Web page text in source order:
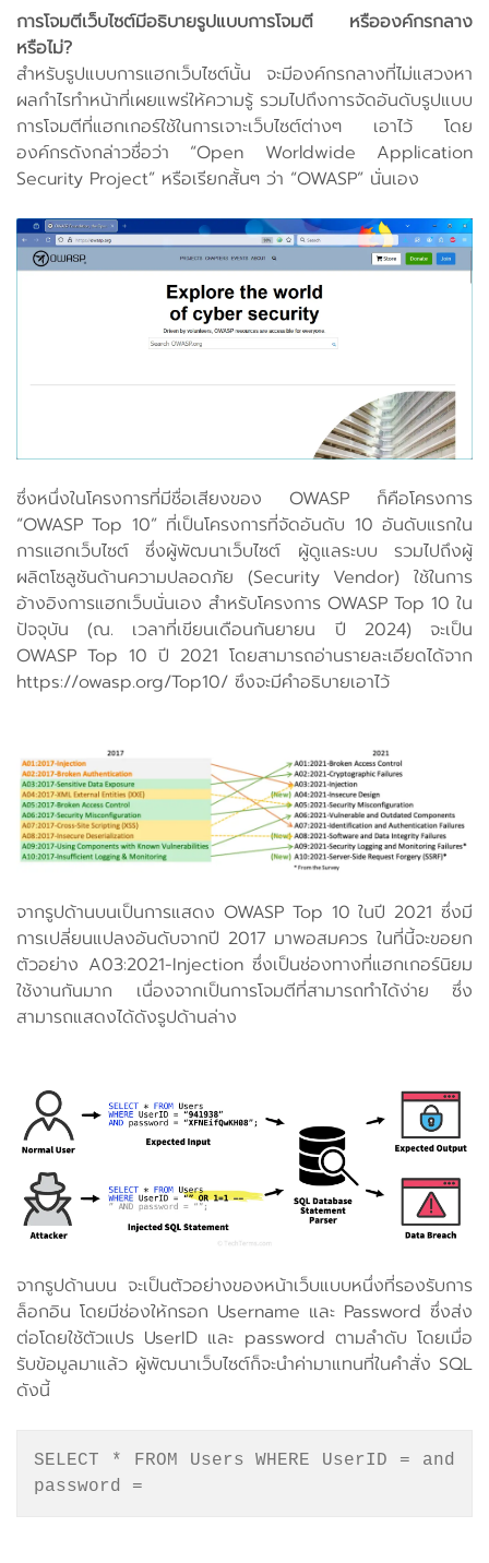
การโจมตีเว็บไซต์มีอธิบายรูปแบบการโจมตี หรือองค์กรกลาง
หรือไม่?
สำหรับรูปแบบการแฮกเว็บไซต์นั้น จะมีองค์กรกลางที่ไม่แสวงหา
ผลกำไรทำหน้าที่เผยแพร่ให้ความรู้ รวมไปถึงการจัดอันดับรูปแบบ
การโจมตีที่แฮกเกอร์ใช้ในการเจาะเว็บไซต์ต่างๆ เอาไว้ โดย
องค์กรดังกล่าวชื่อว่า “Open Worldwide Application
Security Project” หรือเรียกสั้นๆ ว่า “OWASP” นั่นเอง
ซึ่งหนึ่งในโครงการที่มีชื่อเสียงของ OWASP ก็คือโครงการ
“OWASP Top 10” ที่เป็นโครงการที่จัดอันดับ 10 อันดับแรกใน
การแฮกเว็บไซต์ ซึ่งผู้พัฒนาเว็บไซต์ ผู้ดูแลระบบ รวมไปถึงผู้
ผลิตโซลูชันด้านความปลอดภัย (Security Vendor) ใช้ในการ
อ้างอิงการแฮกเว็บนั่นเอง สำหรับโครงการ OWASP Top 10 ใน
ปัจจุบัน (ณ. เวลาที่เขียนเดือนกันยายน ปี 2024) จะเป็น
OWASP Top 10 ปี 2021 โดยสามารถอ่านรายละเอียดได้จาก
https://owasp.org/Top10/ ซึงจะมีคำอธิบายเอาไว้
จากรูปด้านบนเป็นการแสดง OWASP Top 10 ในปี 2021 ซึ่งมี
การเปลี่ยนแปลงอันดับจากปี 2017 มาพอสมควร ในที่นี้จะขอยก
ตัวอย่าง A03:2021-Injection ซึ่งเป็นช่องทางที่แฮกเกอร์นิยม
ใช้งานกันมาก เนื่องจากเป็นการโจมตีที่สามารถทำได้ง่าย ซึ่ง
สามารถแสดงได้ดังรูปด้านล่าง
จากรูปด้านบน จะเป็นตัวอย่างของหน้าเว็บแบบหนึ่งที่รองรับการ
ล็อกอิน โดยมีช่องให้กรอก Username และ Password ซึ่งส่ง
ต่อโดยใช้ตัวแปร UserID และ password ตามลำดับ โดยเมื่อ
รับข้อมูลมาแล้ว ผู้พัฒนาเว็บไซต์ก็จะนำค่ามาแทนที่ในคำสั่ง SQL
ดังนี้
SELECT * FROM Users WHERE UserID = and
password =